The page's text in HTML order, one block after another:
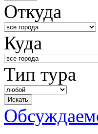
Откуда
Куда
Тип тура